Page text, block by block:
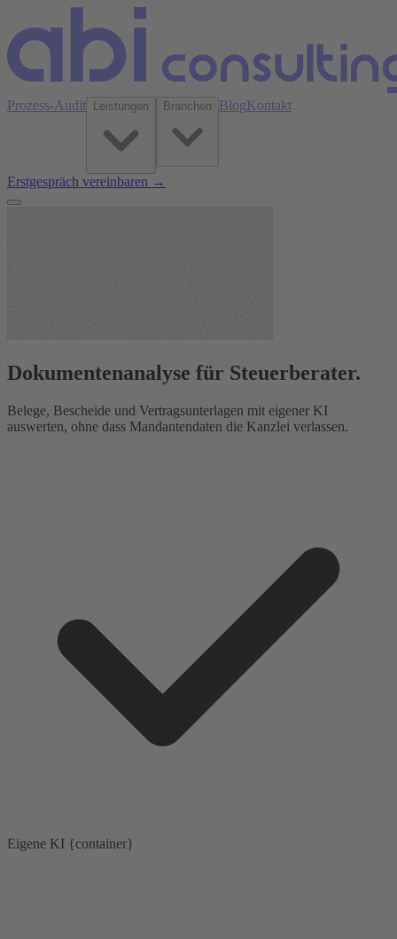
Prozess-Audit Leistungen Branchen BlogKontakt
Erstgespräch vereinbaren →
Dokumentenanalyse für Steuerberater.
Belege, Bescheide und Vertragsunterlagen mit eigener KI
auswerten, ohne dass Mandantendaten die Kanzlei verlassen.
Eigene KI {container}